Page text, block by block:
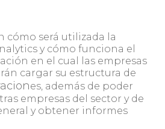
cómo será utilizada la
y cómo funciona el
en el cual las empresas
cargar su estructura de
es, además de poder
empresas del sector y de
y obtener informes